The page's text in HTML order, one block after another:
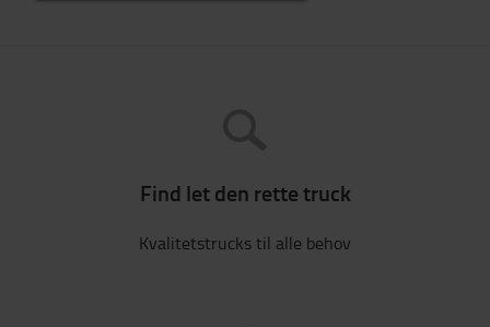
Find let den rette truck
Kvalitetstrucks til alle behov